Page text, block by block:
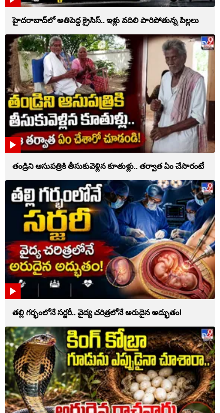
హైదరాబాద్‌లో అతిపెద్ద క్రైసిస్.. ఇళ్లు వదిలి పారిపోతున్న పిల్లలు
తండ్రిని ఆసుపత్రికి తీసుకువెళ్లిన కూతుళ్లు.. తర్వాత ఏం చేసారంటే
తల్లి గర్భంలోనే సర్జరీ.. వైద్య చరిత్రలోనే అరుదైన అద్భుతం!